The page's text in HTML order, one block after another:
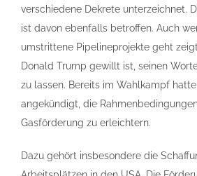
verschiedene Dekrete unterzeichnet.
ist davon ebenfalls betroffen. Auch
umstrittene Pipelineprojekte geht
Donald Trump gewillt ist, seinen
zu lassen. Bereits im Wahlkampf
angekündigt, die
Gasförderung zu erleichtern.
Dazu gehört insbesondere die